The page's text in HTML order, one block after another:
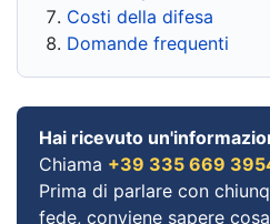
Costi della difesa
Domande frequenti
Hai ricevuto
Chiama +39 335 669
Prima di parlare con
fede, conviene sapere